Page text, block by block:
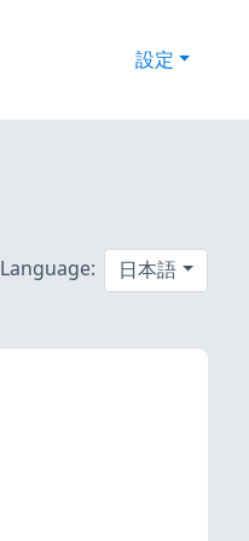
設定
Language: 日本語